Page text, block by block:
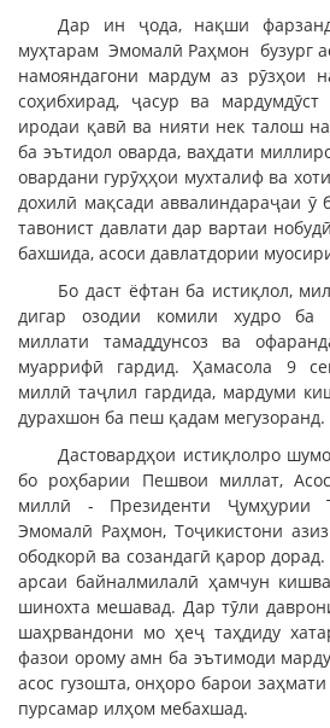
Дар ин ҷода, нақши
муҳтарам Эмомалӣ Раҳмон бузург
намояндагони мардум аз рӯзҳои
соҳибхирад, ҷасур ва
иродаи қавӣ ва нияти нек талош
ба эътидол оварда, ваҳдати
овардани гурӯҳҳои мухталиф ва
дохилӣ мақсади аввалиндараҷаи ӯ
тавонист давлати дар вартаи
бахшида, асоси давлатдории
Бо даст ёфтан ба истиқлол,
дигар озодии комили худро ба
миллати тамаддунсоз ва
муаррифӣ гардид. Ҳамасола 9
миллӣ таҷлил гардида, мардуми
дурахшон ба пеш қадам мегузоранд.
Дастовардҳои истиқлолро
бо роҳбарии Пешвои миллат,
миллӣ - Президенти Ҷумҳурии
Эмомалӣ Раҳмон, Тоҷикистони
ободкорӣ ва созандагӣ қарор
арсаи байналмилалӣ ҳамчун
шинохта мешавад. Дар тӯли
шаҳрвандони мо ҳеҷ таҳдиду
фазои орому амн ба эътимоди
асос гузошта, онҳоро барои
пурсамар илҳом мебахшад.